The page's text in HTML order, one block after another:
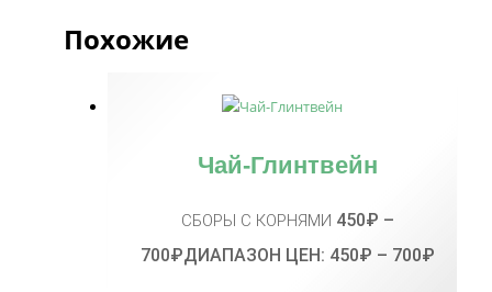
Похожие
Чай-Глинтвейн
СБОРЫ С КОРНЯМИ 450₽ –
700₽ДИАПАЗОН ЦЕН: 450₽ – 700₽